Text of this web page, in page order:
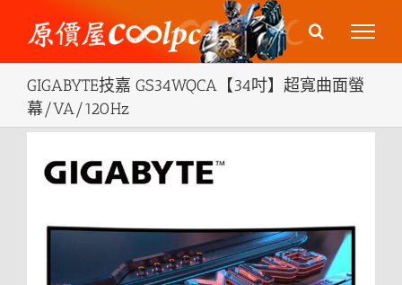
content
GIGABYTE技嘉 GS34WQCA【34吋】超寬曲面螢
幕/VA/120Hz
Larger